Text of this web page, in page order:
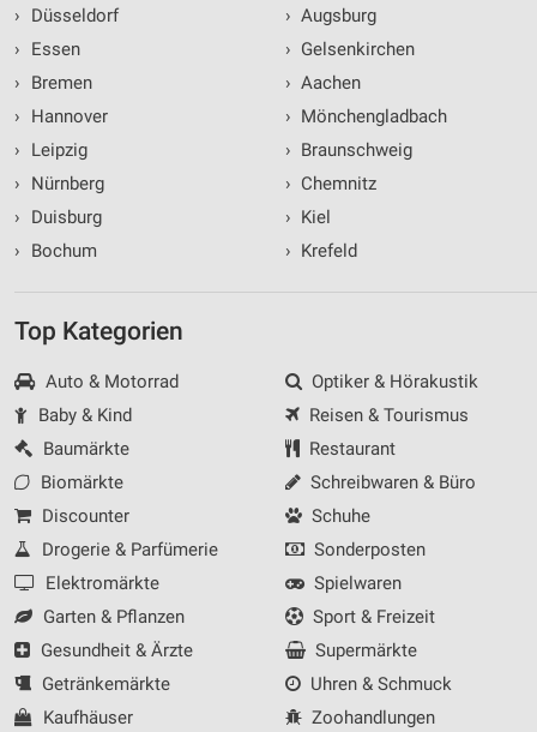
›
Düsseldorf
›
Essen
›
Bremen
›
Hannover
›
Leipzig
›
Nürnberg
›
Duisburg
›
Bochum
› Augsburg
› Gelsenkirchen
› Aachen
› Mönchengladbach
› Braunschweig
› Chemnitz
› Kiel
› Krefeld
Top Kategorien
Auto & Motorrad
Baby & Kind
Baumärkte
Biomärkte
Discounter
Drogerie & Parfümerie
Elektromärkte
Garten & Pflanzen
Gesundheit & Ärzte
Getränkemärkte
Kaufhäuser
Optiker & Hörakustik
Reisen & Tourismus
Restaurant
Schreibwaren & Büro
Schuhe
Sonderposten
Spielwaren
Sport & Freizeit
Supermärkte
Uhren & Schmuck
Zoohandlungen